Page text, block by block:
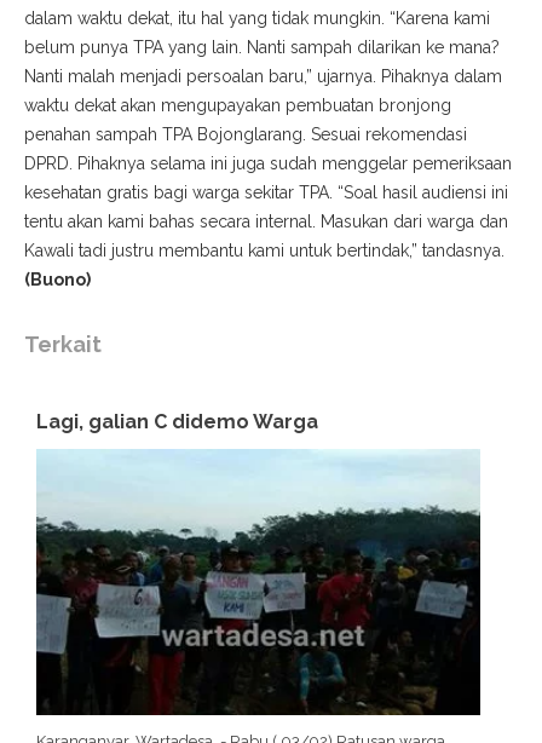
dalam waktu dekat, itu hal yang tidak mungkin. “Karena kami
belum punya TPA yang lain. Nanti sampah dilarikan ke mana?
Nanti malah menjadi persoalan baru,” ujarnya. Pihaknya dalam
waktu dekat akan mengupayakan pembuatan bronjong
penahan sampah TPA Bojonglarang. Sesuai rekomendasi
DPRD. Pihaknya selama ini juga sudah menggelar pemeriksaan
kesehatan gratis bagi warga sekitar TPA. “Soal hasil audiensi ini
tentu akan kami bahas secara internal. Masukan dari warga dan
Kawali tadi justru membantu kami untuk bertindak,” tandasnya.
(Buono)
Terkait
Lagi, galian C didemo Warga